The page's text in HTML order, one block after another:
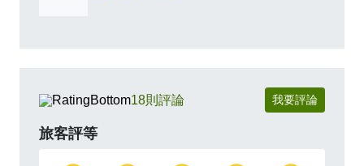
18則評論 我要評論
旅客評等